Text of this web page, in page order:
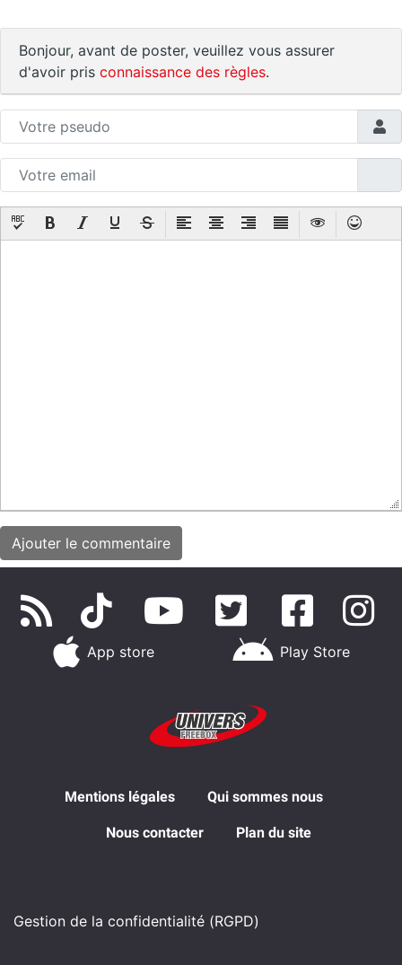
Bonjour, avant de poster, veuillez vous assurer
d'avoir pris connaissance des règles.
App store Play Store
Mentions légales Qui sommes nous
Nous contacter Plan du site
Gestion de la confidentialité (RGPD)